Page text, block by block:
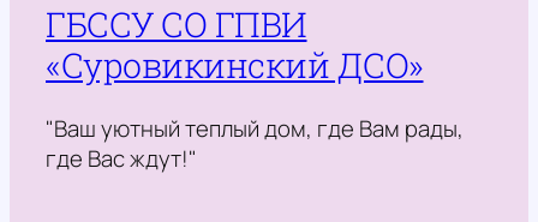
ГБССУ СО ГПВИ
«Суровикинский ДСО»
"Ваш уютный теплый дом, где Вам рады,
где Вас ждут!"